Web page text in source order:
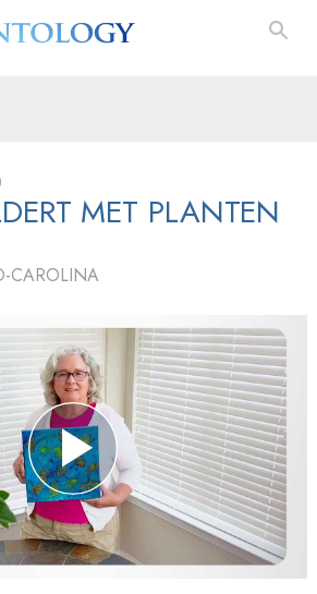
MET PLANTEN
CAROLINA